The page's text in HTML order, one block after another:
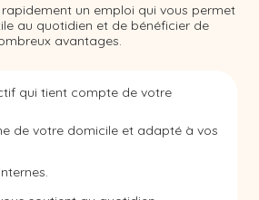
un emploi qui vous permet
au quotidien et de bénéficier de
avantages.
qui tient compte de votre
de votre domicile et adapté à vos